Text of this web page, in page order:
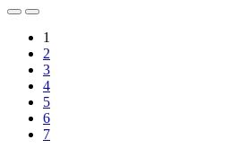
1
2
3
4
5
6
7